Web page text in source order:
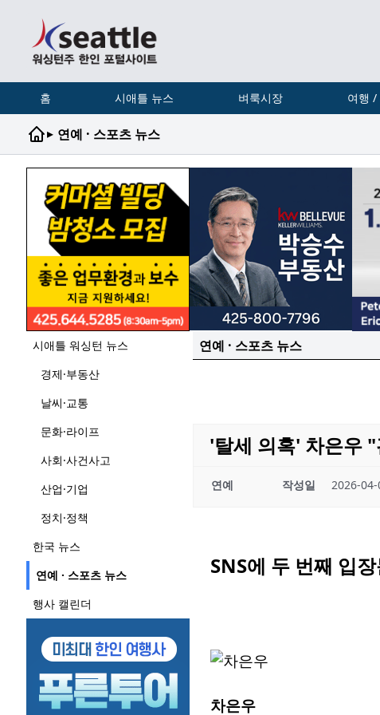
홈 시애틀 뉴스 벼룩시장 여행 /
▸ 연예 · 스포츠 뉴스
시애틀 워싱턴 뉴스
경제·부동산
날씨·교통
문화·라이프
사회·사건사고
산업·기업
정치·정책
한국 뉴스
연예 · 스포츠 뉴스
행사 캘린더
연예 · 스포츠 뉴스
'탈세 의혹' 차은우
연예 작성일 2026-
SNS에 두 번째 입
차은우